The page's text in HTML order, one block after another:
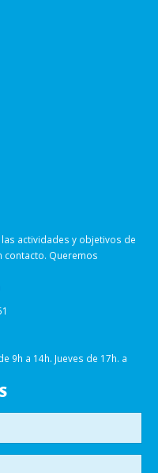
actividades y objetivos de
contacto. Queremos
9h a 14h. Jueves de 17h. a